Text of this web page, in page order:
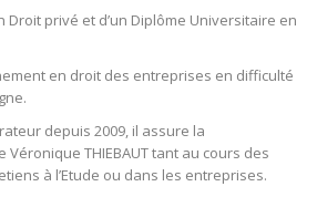
Droit privé et d’un Diplôme Universitaire en
en droit des entreprises en difficulté
depuis 2009, il assure la
THIEBAUT tant au cours des
à l’Etude ou dans les entreprises.